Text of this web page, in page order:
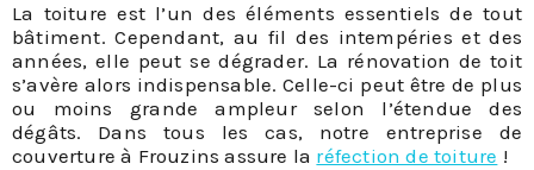
La toiture est l’un des éléments essentiels de tout
bâtiment. Cependant, au fil des intempéries et des
années, elle peut se dégrader. La rénovation de toit
s’avère alors indispensable. Celle-ci peut être de plus
ou moins grande ampleur selon l’étendue des
dégâts. Dans tous les cas, notre entreprise de
couverture à Frouzins assure la réfection de toiture !